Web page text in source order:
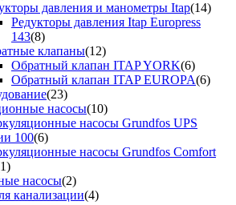
давления и манометры Itap(14)
Редукторы давления Itap Europress
143(8)
клапаны(12)
Обратный клапан ITAP YORK(6)
Обратный клапан ITAP EUROPA(6)
(23)
насосы(10)
насосы Grundfos UPS
100(6)
насосы Grundfos Comfort
насосы(2)
канализации(4)